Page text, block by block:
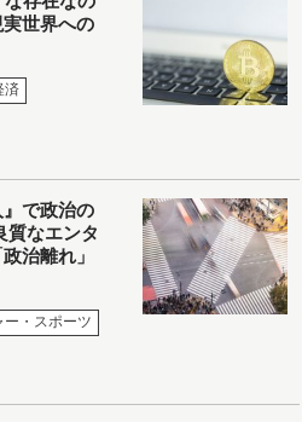
世界への
済
で政治の
質なエンタ
治離れ」
ー・スポーツ